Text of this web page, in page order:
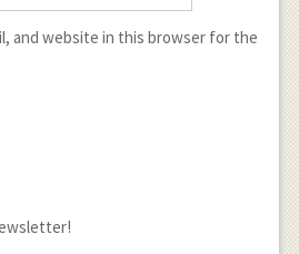
and website in this browser for the